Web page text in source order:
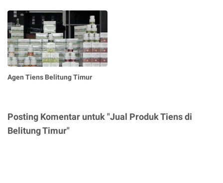
Agen Tiens Belitung Timur
Posting Komentar untuk "Jual Produk Tiens di
Belitung Timur"